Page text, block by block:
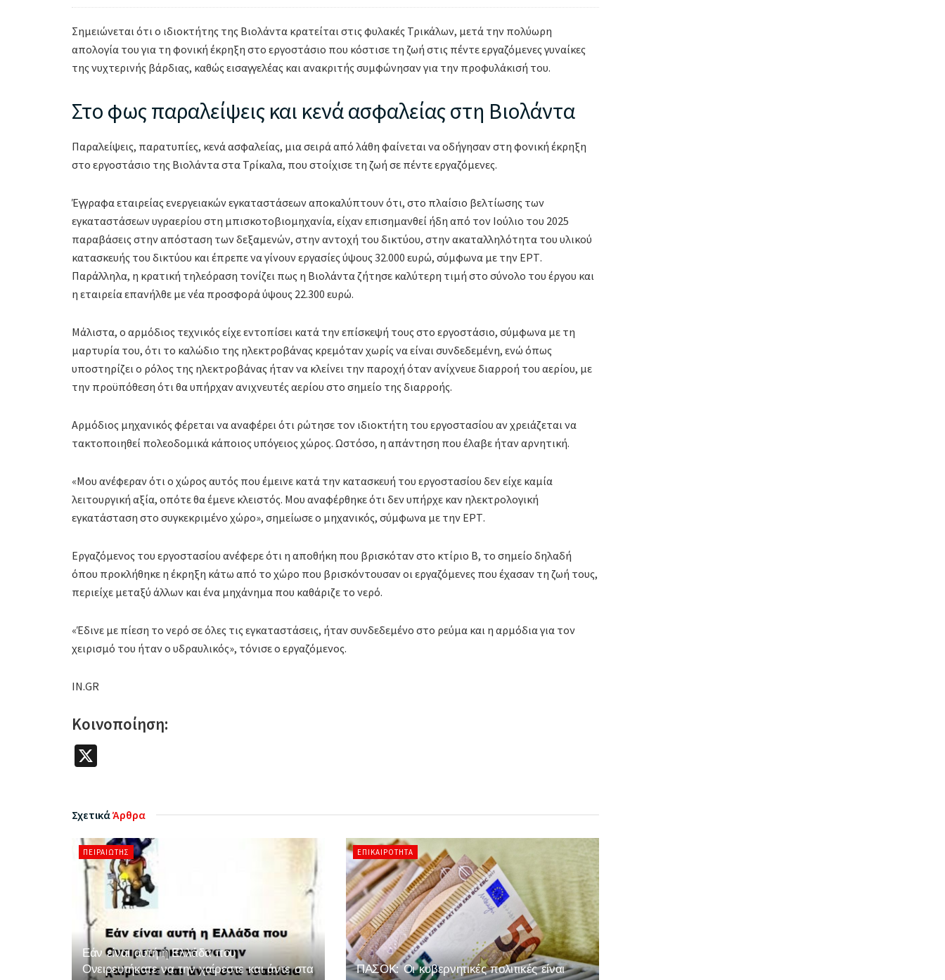
Σημειώνεται ότι ο ιδιοκτήτης της Βιολάντα κρατείται στις φυλακές Τρικάλων, μετά την πολύωρη
απολογία του για τη φονική έκρηξη στο εργοστάσιο που κόστισε τη ζωή στις πέντε εργαζόμενες γυναίκες
της νυχτερινής βάρδιας, καθώς εισαγγελέας και ανακριτής συμφώνησαν για την προφυλάκισή του.
Στο φως παραλείψεις και κενά ασφαλείας στη Βιολάντα
Παραλείψεις, παρατυπίες, κενά ασφαλείας, μια σειρά από λάθη φαίνεται να οδήγησαν στη φονική έκρηξη
στο εργοστάσιο της Βιολάντα στα Τρίκαλα, που στοίχισε τη ζωή σε πέντε εργαζόμενες.
Έγγραφα εταιρείας ενεργειακών εγκαταστάσεων αποκαλύπτουν ότι, στο πλαίσιο βελτίωσης των
εγκαταστάσεων υγραερίου στη μπισκοτοβιομηχανία, είχαν επισημανθεί ήδη από τον Ιούλιο του 2025
παραβάσεις στην απόσταση των δεξαμενών, στην αντοχή του δικτύου, στην ακαταλληλότητα του υλικού
κατασκευής του δικτύου και έπρεπε να γίνουν εργασίες ύψους 32.000 ευρώ, σύμφωνα με την ΕΡΤ.
Παράλληλα, η κρατική τηλεόραση τονίζει πως η Βιολάντα ζήτησε καλύτερη τιμή στο σύνολο του έργου και
η εταιρεία επανήλθε με νέα προσφορά ύψους 22.300 ευρώ.
Μάλιστα, ο αρμόδιος τεχνικός είχε εντοπίσει κατά την επίσκεψή τους στο εργοστάσιο, σύμφωνα με τη
μαρτυρία του, ότι το καλώδιο της ηλεκτροβάνας κρεμόταν χωρίς να είναι συνδεδεμένη, ενώ όπως
υποστηρίζει ο ρόλος της ηλεκτροβάνας ήταν να κλείνει την παροχή όταν ανίχνευε διαρροή του αερίου, με
την προϋπόθεση ότι θα υπήρχαν ανιχνευτές αερίου στο σημείο της διαρροής.
Αρμόδιος μηχανικός φέρεται να αναφέρει ότι ρώτησε τον ιδιοκτήτη του εργοστασίου αν χρειάζεται να
τακτοποιηθεί πολεοδομικά κάποιος υπόγειος χώρος. Ωστόσο, η απάντηση που έλαβε ήταν αρνητική.
«Μου ανέφεραν ότι ο χώρος αυτός που έμεινε κατά την κατασκευή του εργοστασίου δεν είχε καμία
λειτουργική αξία, οπότε θα έμενε κλειστός. Μου αναφέρθηκε ότι δεν υπήρχε καν ηλεκτρολογική
εγκατάσταση στο συγκεκριμένο χώρο», σημείωσε ο μηχανικός, σύμφωνα με την ΕΡΤ.
Εργαζόμενος του εργοστασίου ανέφερε ότι η αποθήκη που βρισκόταν στο κτίριο Β, το σημείο δηλαδή
όπου προκλήθηκε η έκρηξη κάτω από το χώρο που βρισκόντουσαν οι εργαζόμενες που έχασαν τη ζωή τους,
περιείχε μεταξύ άλλων και ένα μηχάνημα που καθάριζε το νερό.
«Έδινε με πίεση το νερό σε όλες τις εγκαταστάσεις, ήταν συνδεδεμένο στο ρεύμα και η αρμόδια για τον
χειρισμό του ήταν ο υδραυλικός», τόνισε ο εργαζόμενος.
IN.GR
Κοινοποίηση:
ΣχετικάΆρθρα
ΠΕΙΡΑΙΏΤΗΣ
Εάν είναι αυτή η Ελλάδα που
Ονειρευτήκατε να την χαίρεστε και άντε στα
ΕΠΙΚΑΙΡΌΤΗΤΑ
ΠΑΣΟΚ: Οι κυβερνητικές πολιτικές είναι